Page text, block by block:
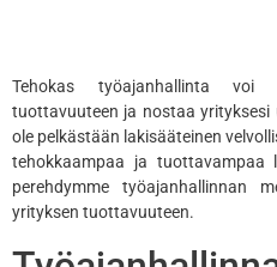
Tehokas työajanhallinta voi
tuottavuuteen ja nostaa yrityksesi
ole pelkästään lakisääteinen
tehokkaampaa ja tuottavampaa
perehdymme työajanhallinnan
yrityksen tuottavuuteen.